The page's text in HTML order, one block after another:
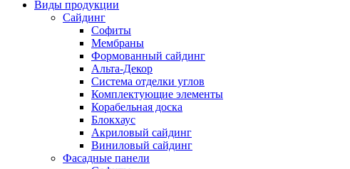
Виды продукции
Сайдинг
Софиты
Мембраны
Формованный сайдинг
Альта-Декор
Система отделки углов
Комплектующие элементы
Корабельная доска
Блокхаус
Акриловый сайдинг
Виниловый сайдинг
Фасадные панели